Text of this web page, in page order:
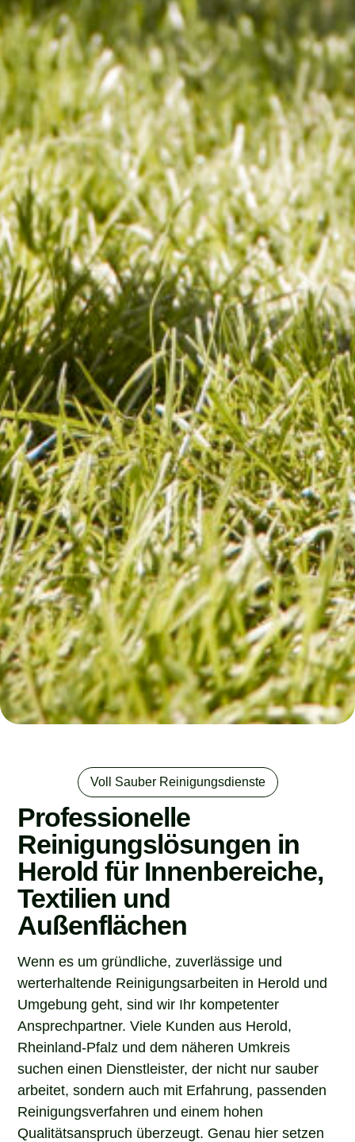
Voll Sauber Reinigungsdienste
Professionelle
Reinigungslösungen in
Herold für Innenbereiche,
Textilien und
Außenflächen
Wenn es um gründliche, zuverlässige und
werterhaltende Reinigungsarbeiten in Herold und
Umgebung geht, sind wir Ihr kompetenter
Ansprechpartner. Viele Kunden aus Herold,
Rheinland-Pfalz und dem näheren Umkreis
suchen einen Dienstleister, der nicht nur sauber
arbeitet, sondern auch mit Erfahrung, passenden
Reinigungsverfahren und einem hohen
Qualitätsanspruch überzeugt. Genau hier setzen